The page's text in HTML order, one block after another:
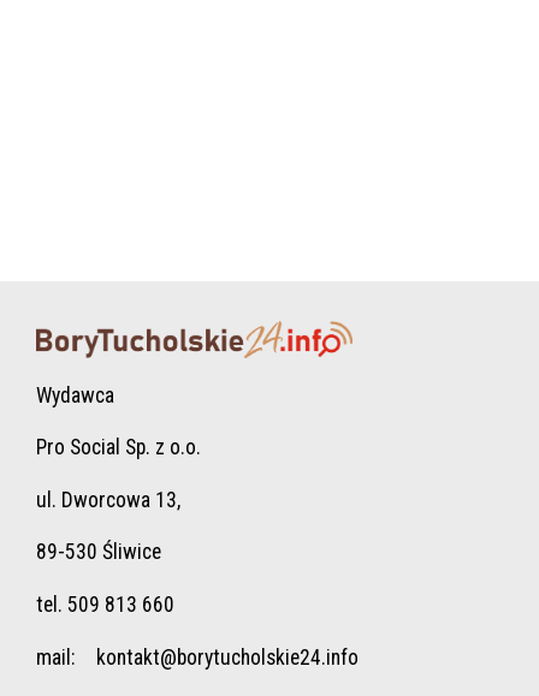
Wydawca
Pro Social Sp. z o.o.
ul. Dworcowa 13,
89-530 Śliwice
tel. 509 813 660
mail: kontakt@borytucholskie24.info